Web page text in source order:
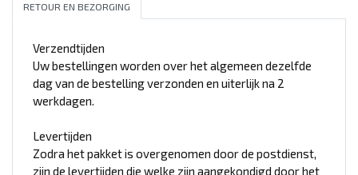
RETOUR EN BEZORGING
Verzendtijden
Uw bestellingen worden over het algemeen dezelfde
dag van de bestelling verzonden en uiterlijk na 2
werkdagen.
Levertijden
Zodra het pakket is overgenomen door de postdienst,
zijn de levertijden die welke zijn aangekondigd door het